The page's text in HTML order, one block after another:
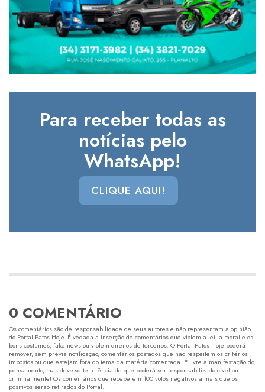
Para receber todas as
notícias pelo
WhatsApp!
CLIQUE AQUI!
0 COMENTÁRIO
Os comentários são de responsabilidade de seus autores e não representam a opinião
do Portal Patos Hoje. É vedada a inserção de comentários que violem a lei, a moral e os
bons costumes, fake news ou violem direitos de terceiros. O Portal Patos Hoje poderá
remover, sem prévia notificação, comentários postados que não respeitem os critérios
impostos ou que estejam fora do tema da matéria comentada. É livre a manifestação do
pensamento, mas deve-se ter ciência de que poderá ser responsabilizado cível ou
criminalmente! Os comentários que receberem 100 votos negativos a mais que os
positivos serão retirados do Portal.